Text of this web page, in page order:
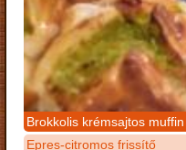
Brokkolis krémsajtos muffin
Epres-citromos frissítő